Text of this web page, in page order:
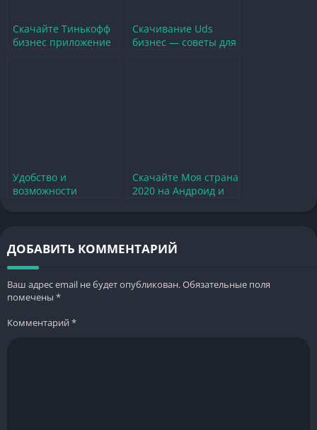
Скачайте Тинькофф
бизнес приложение
Скачивание Uds
бизнес — советы для
Удобство и
возможности
Казахстане
Скачайте Моя страна
2020 на Андроид и
ДОБАВИТЬ КОММЕНТАРИЙ
Ваш адрес email не будет опубликован.Обязательные поля
помечены *
Комментарий*